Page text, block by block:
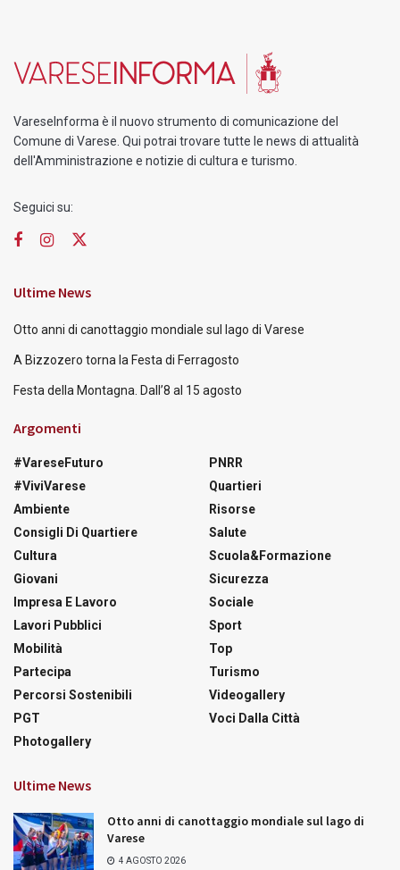
VareseInforma è il nuovo strumento di comunicazione del
Comune di Varese. Qui potrai trovare tutte le news di attualità
dell'Amministrazione e notizie di cultura e turismo.
Seguici su:
Ultime News
Otto anni di canottaggio mondiale sul lago di Varese
A Bizzozero torna la Festa di Ferragosto
Festa della Montagna. Dall’8 al 15 agosto
Argomenti
#VareseFuturo
#ViviVarese
Ambiente
Consigli Di Quartiere
Cultura
Giovani
Impresa E Lavoro
Lavori Pubblici
Mobilità
Partecipa
Percorsi Sostenibili
PGT
Photogallery
PNRR
Quartieri
Risorse
Salute
Scuola&Formazione
Sicurezza
Sociale
Sport
Top
Turismo
Videogallery
Voci Dalla Città
Ultime News
Otto anni di canottaggio mondiale sul lago di
Varese
4 AGOSTO 2026